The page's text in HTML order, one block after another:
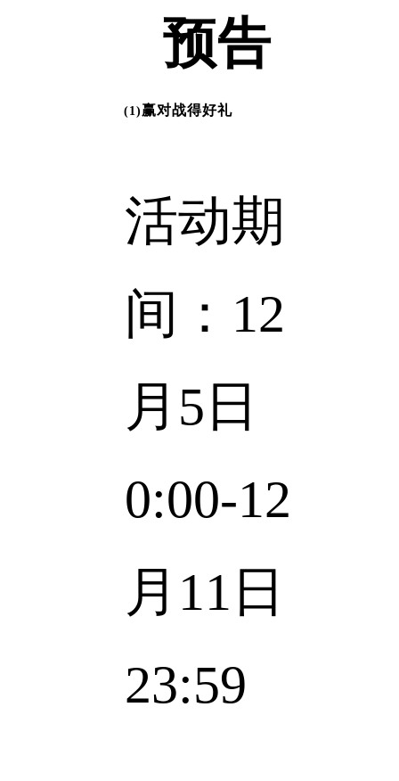
预告
(1) 赢对战得好礼
活动期
间： 12
月5日
0:00-12
月11日
23:59